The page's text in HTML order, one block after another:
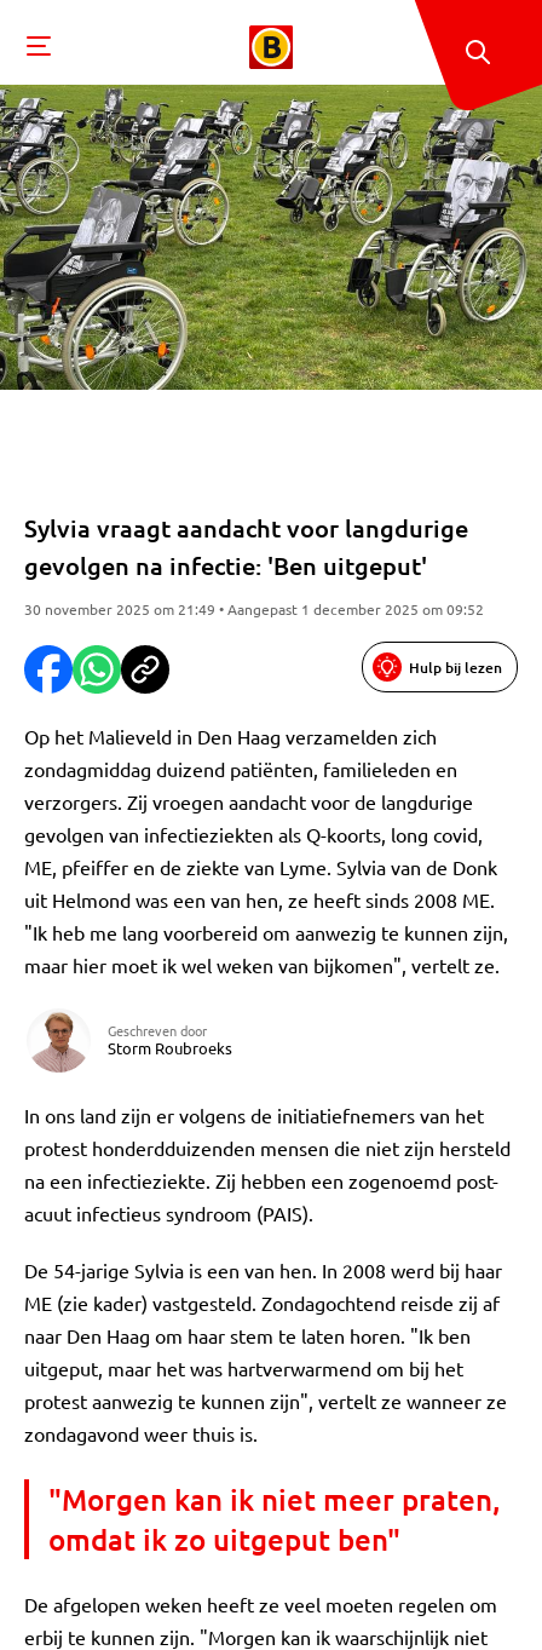
Sylvia vraagt aandacht voor langdurige
gevolgen na infectie: 'Ben uitgeput'
30 november 2025 om 21:49 • Aangepast 1 december 2025 om 09:52
Hulp bij lezen
Op het Malieveld in Den Haag verzamelden zich
zondagmiddag duizend patiënten, familieleden en
verzorgers. Zij vroegen aandacht voor de langdurige
gevolgen van infectieziekten als Q-koorts, long covid,
ME, pfeiffer en de ziekte van Lyme. Sylvia van de Donk
uit Helmond was een van hen, ze heeft sinds 2008 ME.
"Ik heb me lang voorbereid om aanwezig te kunnen zijn,
maar hier moet ik wel weken van bijkomen", vertelt ze.
Geschreven door
Storm Roubroeks
In ons land zijn er volgens de initiatiefnemers van het
protest honderdduizenden mensen die niet zijn hersteld
na een infectieziekte. Zij hebben een zogenoemd post-
acuut infectieus syndroom (PAIS).
De 54-jarige Sylvia is een van hen. In 2008 werd bij haar
ME (zie kader) vastgesteld. Zondagochtend reisde zij af
naar Den Haag om haar stem te laten horen. "Ik ben
uitgeput, maar het was hartverwarmend om bij het
protest aanwezig te kunnen zijn", vertelt ze wanneer ze
zondagavond weer thuis is.
"Morgen kan ik niet meer praten,
omdat ik zo uitgeput ben"
De afgelopen weken heeft ze veel moeten regelen om
erbij te kunnen zijn. "Morgen kan ik waarschijnlijk niet